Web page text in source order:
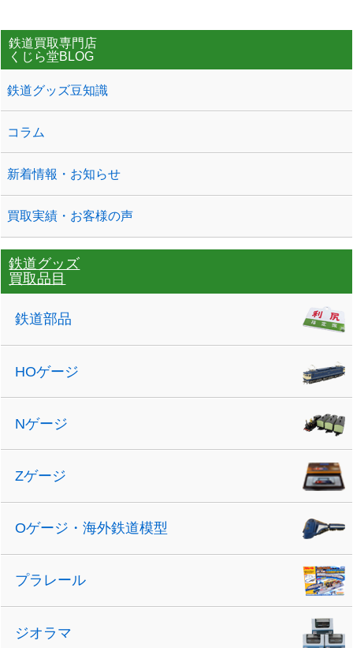
鉄道買取専門店
くじら堂BLOG
鉄道グッズ豆知識
コラム
新着情報・お知らせ
買取実績・お客様の声
鉄道グッズ
買取品目
鉄道部品
HOゲージ
Nゲージ
Zゲージ
Oゲージ・海外鉄道模型
プラレール
ジオラマ